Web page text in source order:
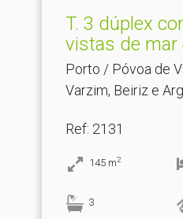
T.​ 3 dúplex
vistas de mar
Porto / Póvoa de
Varzim, Beiriz e
Ref: 2131
145 m2
3